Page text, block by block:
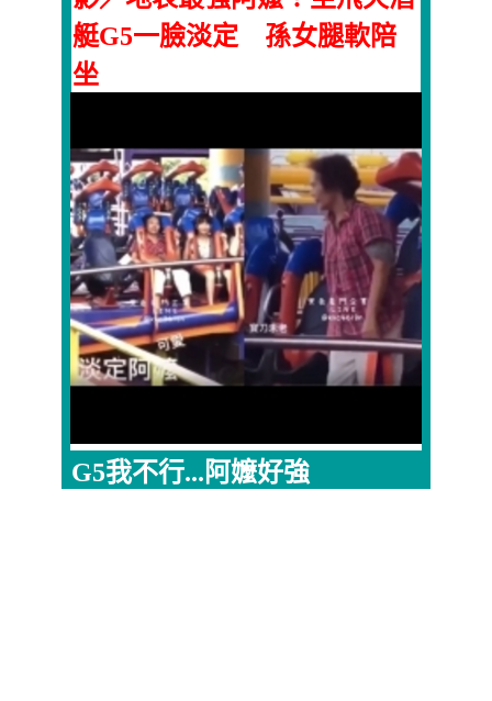
艇G5一臉淡定 孫女腿軟陪
坐
G5我不行...阿嬤好強